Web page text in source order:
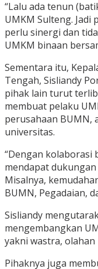
“Lalu ada tenun
UMKM Sulteng.
perlu sinergi dan
UMKM binaan
Sementara itu,
Tengah, Sisliandy
pihak lain turut
membuat pelaku
perusahaan BUMN,
universitas.
“Dengan kolaborasi
mendapat
Misalnya,
BUMN, Pegadaian,
Sisliandy
mengembangkan
yakni wastra,
Pihaknya juga